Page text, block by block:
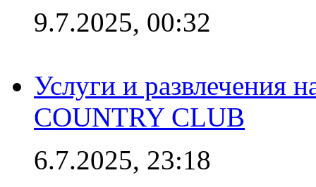
9.7.2025, 00:32
Услуги и развлечения
COUNTRY CLUB
6.7.2025, 23:18